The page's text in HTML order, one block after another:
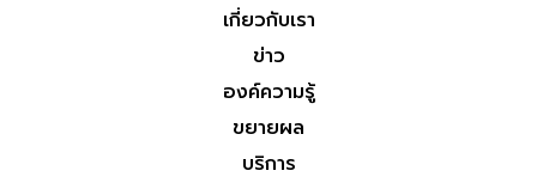
เกี่ยวกับเรา
ข่าว
องค์ความรู้
ขยายผล
บริการ